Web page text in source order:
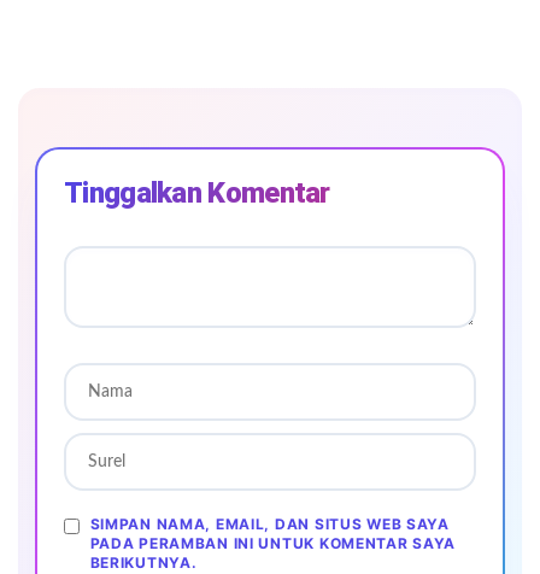
Tinggalkan Komentar
SIMPAN NAMA, EMAIL, DAN SITUS WEB SAYA
PADA PERAMBAN INI UNTUK KOMENTAR SAYA
BERIKUTNYA.